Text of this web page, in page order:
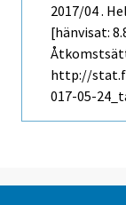
2017/04 .
[hänvisat:
http://
017-05-